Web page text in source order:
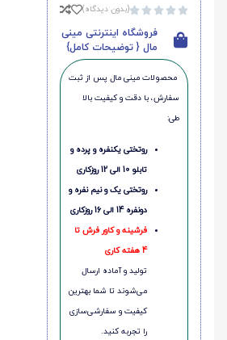




(بدون دیدگاه)
فروشگاه اینترنتی مینی
مال { توضیحات کامل}
محصولات مینی‌ مال پس از ثبت
سفارش، با دقت و کیفیت بالا
طی:
روتختی یکنفره و پرده و
تابلو 10 الی 12 روزکاری
روتختی یک و نیم نفره و
دونفره 14 الی 16 روزکاری
فرشینه و کاور فرش تا
4 هفته کاری
تولید و آماده ارسال
می‌شوند تا شما بهترین
کیفیت و سفارشی‌سازی
را تجربه کنید.